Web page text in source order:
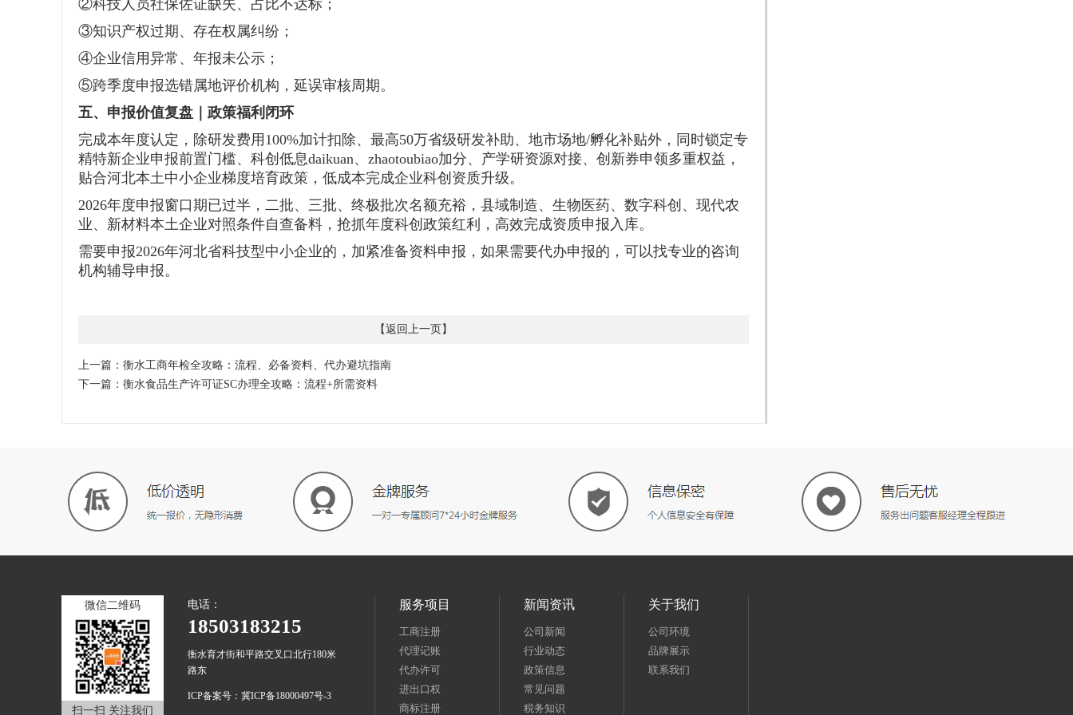
②科技人员社保佐证缺失、占比不达标；
③知识产权过期、存在权属纠纷；
④企业信用异常、年报未公示；
⑤跨季度申报选错属地评价机构，延误审核周期。
五、申报价值复盘｜政策福利闭环
完成本年度认定，除研发费用100%加计扣除、最高50万省级研发补助、地市场地/孵化补贴外，同时锁定专
精特新企业申报前置门槛、科创低息daikuan、zhaotoubiao加分、产学研资源对接、创新券申领多重权益，
贴合河北本土中小企业梯度培育政策，低成本完成企业科创资质升级。
2026年度申报窗口期已过半，二批、三批、终极批次名额充裕，县域制造、生物医药、数字科创、现代农
业、新材料本土企业对照条件自查备料，抢抓年度科创政策红利，高效完成资质申报入库。
需要申报2026年河北省科技型中小企业的，加紧准备资料申报，如果需要代办申报的，可以找专业的咨询
机构辅导申报。
【返回上一页 】
上一篇： 衡水工商年检全攻略：流程、必备资料、代办避坑指南
下一篇： 衡水食品生产许可证SC办理全攻略：流程+所需资料
微信二维码
扫一扫 关注我们
电话：
18503183215
衡水育才街和平路交叉口北行180米
路东
ICP备案号：冀ICP备18000497号-3
服务项目
工商注册
代理记账
代办许可
进出口权
商标注册
新闻资讯
公司新闻
行业动态
政策信息
常见问题
税务知识
关于我们
公司环境
品牌展示
联系我们